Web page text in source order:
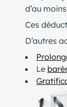
d’au
Ces
D’autres
Le